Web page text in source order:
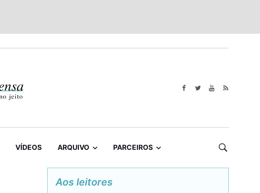
VÍDEOS ARQUIVO PARCEIROS
Aos leitores